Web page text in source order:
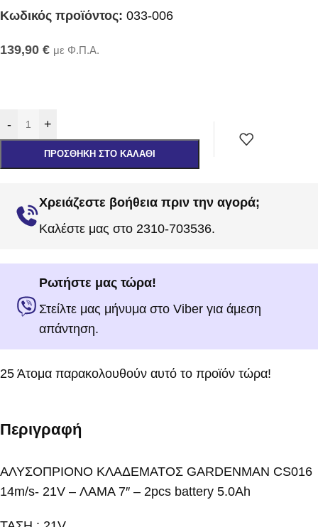
Κωδικός προϊόντος: 033-006
139,90 € με Φ.Π.Α.
- +
ΠΡΟΣΘΉΚΗ ΣΤΟ ΚΑΛΆΘΙ
Χρειάζεστε βοήθεια πριν την αγορά;
Καλέστε μας στο 2310-703536.
Ρωτήστε μας τώρα!
Στείλτε μας μήνυμα στο Viber για άμεση
απάντηση.
25 Άτομα παρακολουθούν αυτό το προϊόν τώρα!
Περιγραφή
ΑΛΥΣΟΠΡΙΟΝΟ ΚΛΑΔΕΜΑΤΟΣ GARDENMAN CS016
14m/s- 21V – ΛΑΜΑ 7″ – 2pcs battery 5.0Ah